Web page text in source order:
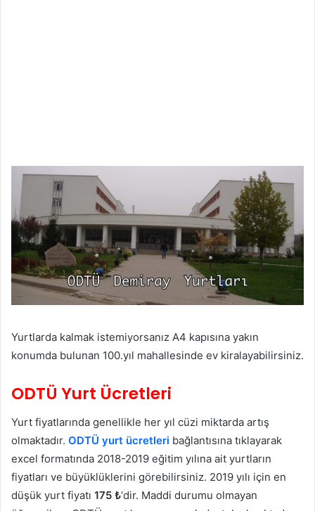
Yurtlarda kalmak istemiyorsanız A4 kapısına yakın
konumda bulunan 100.yıl mahallesinde ev kiralayabilirsiniz.
ODTÜ Yurt Ücretleri
Yurt fiyatlarında genellikle her yıl cüzi miktarda artış
olmaktadır. ODTÜ yurt ücretleri bağlantısına tıklayarak
excel formatında 2018-2019 eğitim yılına ait yurtların
fiyatları ve büyüklüklerini görebilirsiniz. 2019 yılı için en
düşük yurt fiyatı 175 ₺‘dir. Maddi durumu olmayan